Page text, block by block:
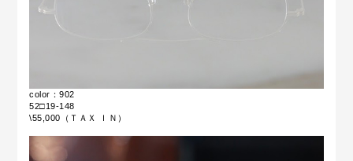
color：902
52□19-148
\55,000（ＴＡＸ ＩＮ）